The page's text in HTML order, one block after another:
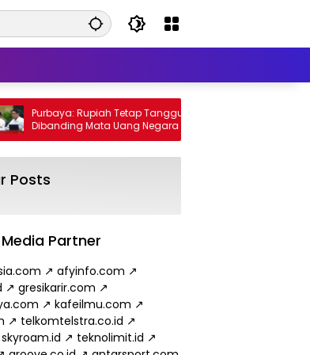
Rupiah Tetap Tangguh
Mata Uang Negara Lain
Posts
Partner
↗ afyinfo.com ↗
↗ gresikarir.com ↗
↗ kafeilmu.com ↗
↗ telkomtelstra.co.id ↗
skyroam.id ↗ teknolimit.id ↗